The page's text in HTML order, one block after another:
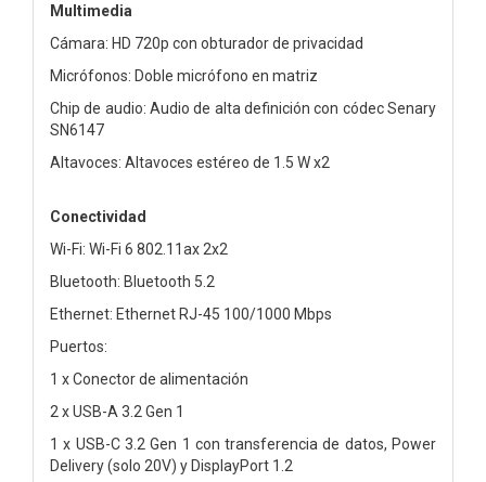
Multimedia
Cámara: HD 720p con obturador de privacidad
Micrófonos: Doble micrófono en matriz
Chip de audio: Audio de alta definición con códec Senary
SN6147
Altavoces: Altavoces estéreo de 1.5 W x2
Conectividad
Wi-Fi: Wi-Fi 6 802.11ax 2x2
Bluetooth: Bluetooth 5.2
Ethernet: Ethernet RJ-45 100/1000 Mbps
Puertos:
1 x Conector de alimentación
2 x USB-A 3.2 Gen 1
1 x USB-C 3.2 Gen 1 con transferencia de datos, Power
Delivery (solo 20V) y DisplayPort 1.2